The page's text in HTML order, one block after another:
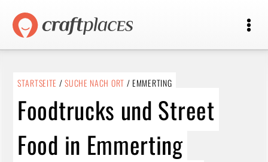
STARTSEITE /SUCHE NACH ORT / EMMERTING
Foodtrucks und Street
Food in Emmerting